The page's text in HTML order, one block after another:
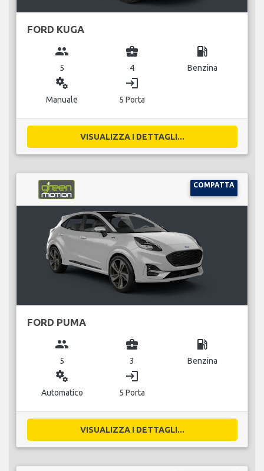
FORD KUGA
group
5
business_center
4
local_gas_station
Benzina
miscellaneous_services
Manuale
login
5 Porta
VISUALIZZA I DETTAGLI...
COMPATTA
FORD PUMA
group
5
business_center
3
local_gas_station
Benzina
miscellaneous_services
Automatico
login
5 Porta
VISUALIZZA I DETTAGLI...